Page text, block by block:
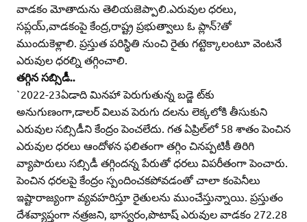
వాడకం మోతాదును తెలియజెప్పాలి.ఎరువుల ధరలు,
సప్లయ్‌,వాడకంపై కేంద్ర,రాష్ట్ర ప్రభుత్వాలు ఓ ప్లాన్‌?తో
ముందుకెళ్లాలి. ప్రస్తుత పరిస్థితి నుంచి రైతు గట్టెక్కాలంటూ వెంటనే
ఎరువుల ధరల్ని తగ్గించాలి.
తగ్గిన సబ్సిడీ..
`2022-23ఏడాది మినహా పెరుగుతున్న బడ్జె ట్‌కు
అనుగుణంగా,డాలర్‌ విలువ పెరుగు దలను లెక్కలోకి తీసుకుని
ఎరువుల సబ్సిడీని కేంద్రం పెంచలేదు. గత ఏప్రిల్‌లో 58 శాతం పెంచిన
ఎరువుల ధరలు ఆందోళన ఫలితంగా తగ్గిం చినప్పటికీ తిరిగి
వ్యాపారులు సబ్సిడీ తగ్గిందన్న పేరుతో ధరలు విపరీతంగా పెంచారు.
పెంచిన ధరలపై కేంద్రం స్పందించకపోవడంతో చాలా కంపెనీలు
ఇష్టారాజ్యంగా వ్యవహరిస్తూ రైతులను ముంచేస్తున్నాయి. ప్రస్తుతం
దేశవ్యాప్తంగా నత్రజని, భాస్వరం,పొటాష్‌ ఎరువుల వాడకం 272.28